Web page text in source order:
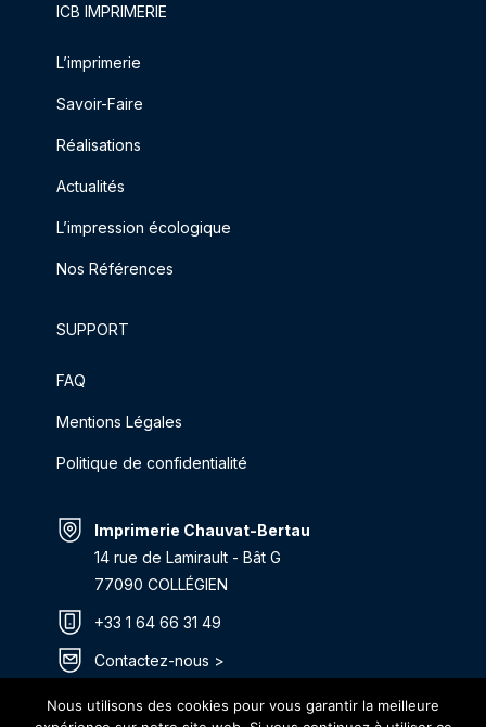
ICB IMPRIMERIE
L’imprimerie
Savoir-Faire
Réalisations
Actualités
L’impression écologique
Nos Références
SUPPORT
FAQ
Mentions Légales
Politique de confidentialité
Imprimerie Chauvat-Bertau
14 rue de Lamirault - Bât G
77090 COLLÉGIEN
+33 1 64 66 31 49
Contactez-nous >
Itinéraire >
Nous utilisons des cookies pour vous garantir la meilleure